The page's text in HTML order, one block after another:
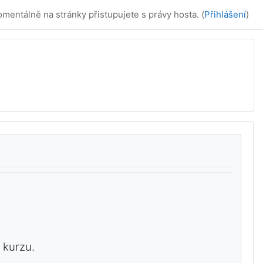
na stránky přistupujete s právy hosta. (Přihlášení)